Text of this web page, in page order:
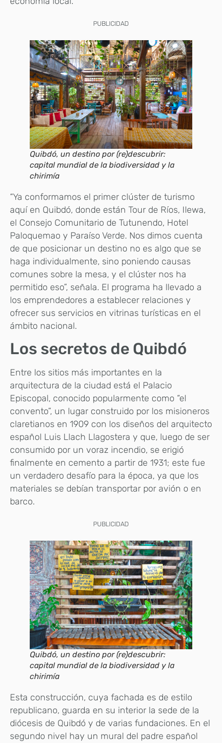
PUBLICIDAD
Quibdó, un destino por (re)descubrir:
capital mundial de la biodiversidad y la
chirimía
“Ya conformamos el primer clúster de turismo
aquí en Quibdó, donde están Tour de Ríos, Ilewa,
el Consejo Comunitario de Tutunendo, Hotel
Paloquemao y Paraíso Verde. Nos dimos cuenta
de que posicionar un destino no es algo que se
haga individualmente, sino poniendo causas
comunes sobre la mesa, y el clúster nos ha
permitido eso”, señala. El programa ha llevado a
los emprendedores a establecer relaciones y
ofrecer sus servicios en vitrinas turísticas en el
ámbito nacional.
Los secretos de Quibdó
Entre los sitios más importantes en la
arquitectura de la ciudad está el Palacio
Episcopal, conocido popularmente como “el
convento”, un lugar construido por los misioneros
claretianos en 1909 con los diseños del arquitecto
español Luis Llach Llagostera y que, luego de ser
consumido por un voraz incendio, se erigió
finalmente en cemento a partir de 1931; este fue
un verdadero desafío para la época, ya que los
materiales se debían transportar por avión o en
barco.
PUBLICIDAD
Quibdó, un destino por (re)descubrir:
capital mundial de la biodiversidad y la
chirimía
Esta construcción, cuya fachada es de estilo
republicano, guarda en su interior la sede de la
diócesis de Quibdó y de varias fundaciones. En el
segundo nivel hay un mural del padre español